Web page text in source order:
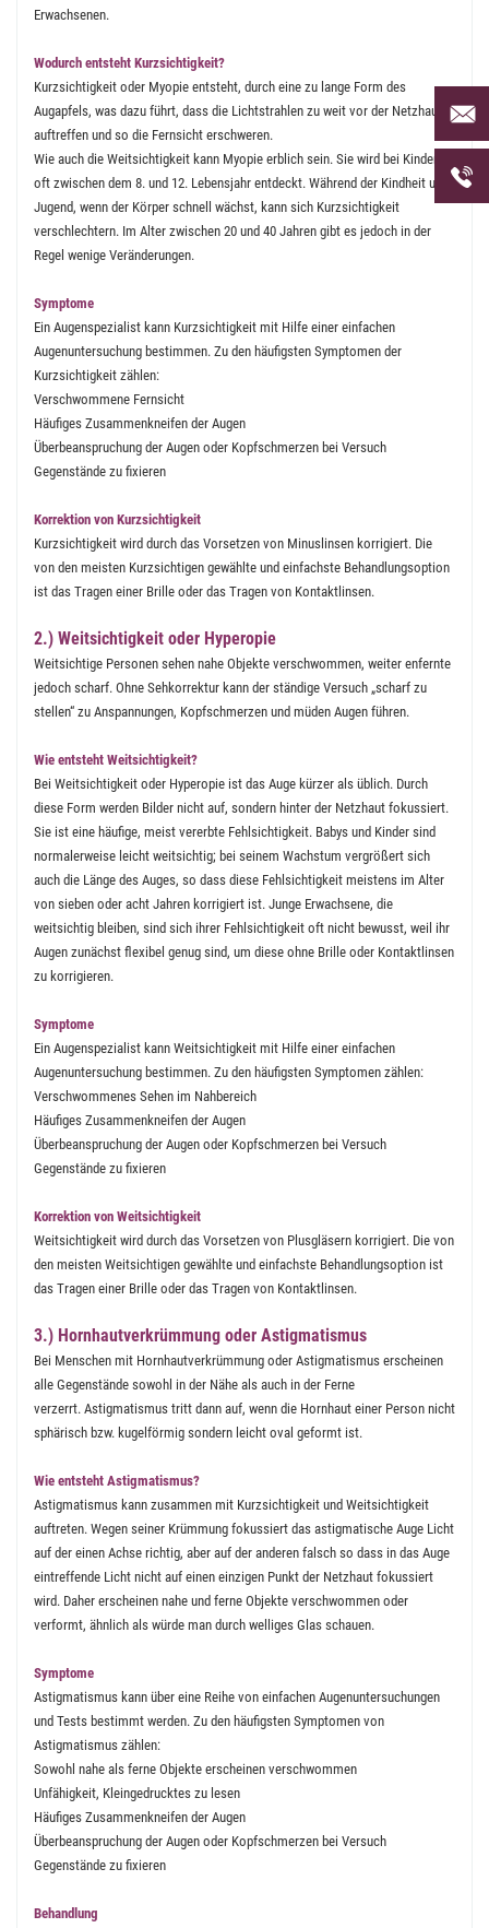
Erwachsenen.
Wodurch entsteht Kurzsichtigkeit?
Kurzsichtigkeit oder Myopie entsteht, durch eine zu lange Form des
Augapfels, was dazu führt, dass die Lichtstrahlen zu weit vor der Netzhaut
auftreffen und so die Fernsicht erschweren.
Wie auch die Weitsichtigkeit kann Myopie erblich sein. Sie wird bei Kindern
oft zwischen dem 8. und 12. Lebensjahr entdeckt. Während der Kindheit und
Jugend, wenn der Körper schnell wächst, kann sich Kurzsichtigkeit
verschlechtern. Im Alter zwischen 20 und 40 Jahren gibt es jedoch in der
Regel wenige Veränderungen.
Symptome
Ein Augenspezialist kann Kurzsichtigkeit mit Hilfe einer einfachen
Augenuntersuchung bestimmen. Zu den häufigsten Symptomen der
Kurzsichtigkeit zählen:
Verschwommene Fernsicht
Häufiges Zusammenkneifen der Augen
Überbeanspruchung der Augen oder Kopfschmerzen bei Versuch
Gegenstände zu fixieren
Korrektion von Kurzsichtigkeit
Kurzsichtigkeit wird durch das Vorsetzen von Minuslinsen korrigiert. Die
von den meisten Kurzsichtigen gewählte und einfachste Behandlungsoption
ist das Tragen einer Brille oder das Tragen von Kontaktlinsen.
2.) Weitsichtigkeit oder Hyperopie
Weitsichtige Personen sehen nahe Objekte verschwommen, weiter enfernte
jedoch scharf. Ohne Sehkorrektur kann der ständige Versuch „scharf zu
stellen“ zu Anspannungen, Kopfschmerzen und müden Augen führen.
Wie entsteht Weitsichtigkeit?
Bei Weitsichtigkeit oder Hyperopie ist das Auge kürzer als üblich. Durch
diese Form werden Bilder nicht auf, sondern hinter der Netzhaut fokussiert.
Sie ist eine häufige, meist vererbte Fehlsichtigkeit. Babys und Kinder sind
normalerweise leicht weitsichtig; bei seinem Wachstum vergrößert sich
auch die Länge des Auges, so dass diese Fehlsichtigkeit meistens im Alter
von sieben oder acht Jahren korrigiert ist. Junge Erwachsene, die
weitsichtig bleiben, sind sich ihrer Fehlsichtigkeit oft nicht bewusst, weil ihr
Augen zunächst flexibel genug sind, um diese ohne Brille oder Kontaktlinsen
zu korrigieren.
Symptome
Ein Augenspezialist kann Weitsichtigkeit mit Hilfe einer einfachen
Augenuntersuchung bestimmen. Zu den häufigsten Symptomen zählen:
Verschwommenes Sehen im Nahbereich
Häufiges Zusammenkneifen der Augen
Überbeanspruchung der Augen oder Kopfschmerzen bei Versuch
Gegenstände zu fixieren
Korrektion von Weitsichtigkeit
Weitsichtigkeit wird durch das Vorsetzen von Plusgläsern korrigiert. Die von
den meisten Weitsichtigen gewählte und einfachste Behandlungsoption ist
das Tragen einer Brille oder das Tragen von Kontaktlinsen.
3.) Hornhautverkrümmung oder Astigmatismus
Bei Menschen mit Hornhautverkrümmung oder Astigmatismus erscheinen
alle Gegenstände sowohl in der Nähe als auch in der Ferne
verzerrt. Astigmatismus tritt dann auf, wenn die Hornhaut einer Person nicht
sphärisch bzw. kugelförmig sondern leicht oval geformt ist.
Wie entsteht Astigmatismus?
Astigmatismus kann zusammen mit Kurzsichtigkeit und Weitsichtigkeit
auftreten. Wegen seiner Krümmung fokussiert das astigmatische Auge Licht
auf der einen Achse richtig, aber auf der anderen falsch so dass in das Auge
eintreffende Licht nicht auf einen einzigen Punkt der Netzhaut fokussiert
wird. Daher erscheinen nahe und ferne Objekte verschwommen oder
verformt, ähnlich als würde man durch welliges Glas schauen.
Symptome
Astigmatismus kann über eine Reihe von einfachen Augenuntersuchungen
und Tests bestimmt werden. Zu den häufigsten Symptomen von
Astigmatismus zählen:
Sowohl nahe als ferne Objekte erscheinen verschwommen
Unfähigkeit, Kleingedrucktes zu lesen
Häufiges Zusammenkneifen der Augen
Überbeanspruchung der Augen oder Kopfschmerzen bei Versuch
Gegenstände zu fixieren
Behandlung
Per
uns
uns